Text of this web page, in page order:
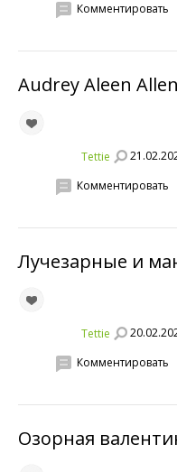
Комментировать
Audrey Aleen
Tettie
Комментировать
Лучезарные и
Tettie
Комментировать
Озорная